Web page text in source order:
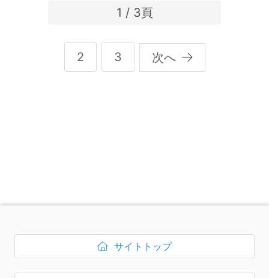
1 / 3頁
2 3 次へ
次のコンテンツはページのフ
ボタン1、
サイトトップ
を開く